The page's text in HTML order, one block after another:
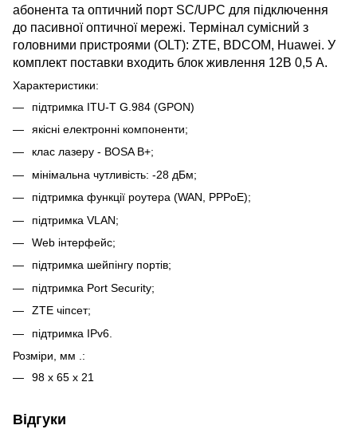
абонента та оптичний порт SC/UPC для підключення
до пасивної оптичної мережі. Термінал сумісний з
головними пристроями (OLT): ZTЕ, BDCOM, Huawei. У
комплект поставки входить блок живлення 12В 0,5 А.
Характеристики:
підтримка ITU-T G.984 (GPON)
якісні електронні компоненти;
клас лазеру - BOSA В+;
мінімальна чутливість: -28 дБм;
підтримка функції роутера (WAN, PPPoE);
підтримка VLAN;
Web інтерфейс;
підтримка шейпінгу портів;
підтримка Port Security;
ZTE чіпсет;
підтримка IPv6.
Розміри, мм .:
98 х 65 х 21
Відгуки